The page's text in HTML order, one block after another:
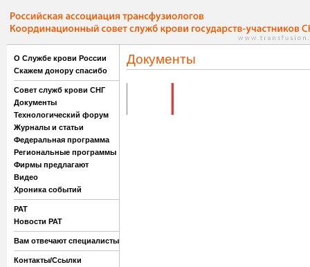
О Службе крови России
Скажем донору спасибо
Совет служб крови СНГ
Документы
Технологический форум
Журналы и статьи
Федеральная программа
Региональные программы
Фирмы предлагают
Видео
Хроника событий
РАТ
Новости РАТ
Вам отвечают специалисты
Контакты/Ссылки
Документы